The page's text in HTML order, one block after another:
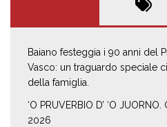
Baiano festeggia i 90 anni del
Vasco: un traguardo speciale
della famiglia.
‘O PRUVERBIO D’ ‘O
2026